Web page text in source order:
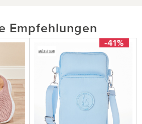
Empfehlungen
-41%